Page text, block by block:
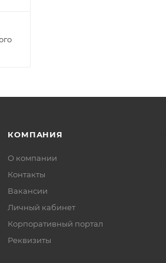
КОМПАНИЯ
О компании
Контакты
Вакансии
Личный кабинет
Корпоративный портал
Реквизиты